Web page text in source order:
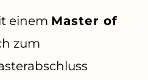
einem Master of
zum